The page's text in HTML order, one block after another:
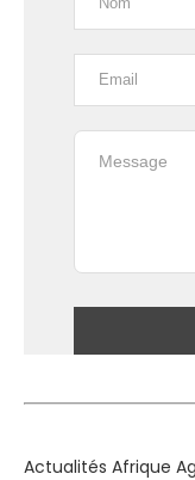
Actualités Afrique